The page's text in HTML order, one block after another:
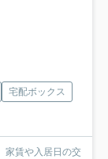
宅配ボックス
家賃や入居日の交